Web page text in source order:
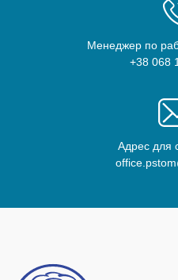
Менеджер по
+38 068
Адрес для